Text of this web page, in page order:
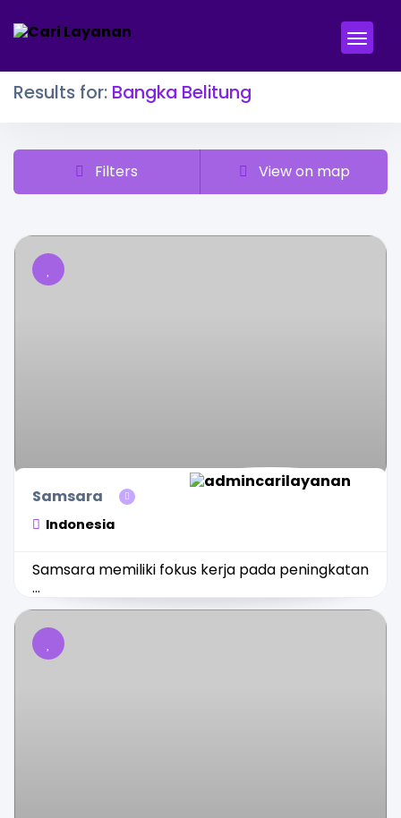
Results for: Bangka Belitung
Filters View on map
Samsara
Indonesia
Samsara memiliki fokus kerja pada peningkatan
...